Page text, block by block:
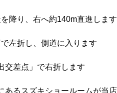
降り、右へ約140m直進します
左折し、側道に入ります
交差点」で右折します